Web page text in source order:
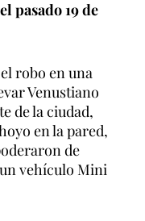
pasado 19 de
robo en una
Venustiano
de la ciudad,
en la pared,
de
vehículo Mini